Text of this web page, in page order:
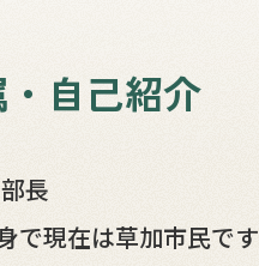
自己紹介
長
で現在は草加市民です